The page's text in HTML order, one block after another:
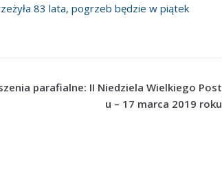
83 lata, pogrzeb będzie w piątek
parafialne: II Niedziela Wielkiego Post
u – 17 marca 2019 roku